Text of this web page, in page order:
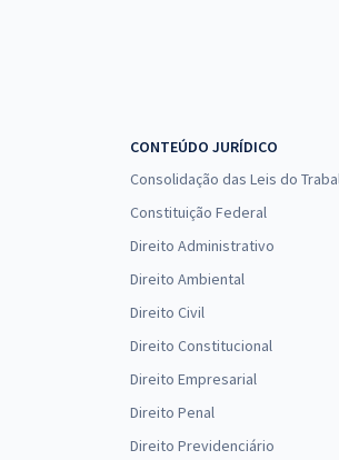
CONTEÚDO JURÍDICO
Consolidação das Leis do
Constituição Federal
Direito Administrativo
Direito Ambiental
Direito Civil
Direito Constitucional
Direito Empresarial
Direito Penal
Direito Previdenciário